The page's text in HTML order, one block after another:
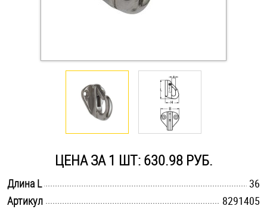
Крюки, кольца с метрической резьбой
Оснастка и аксессуары для яхт
Саморезы и шурупы
ЦЕНА ЗА 1 ШТ: 630.98 РУБ.
Длина L
36
Артикул
8291405